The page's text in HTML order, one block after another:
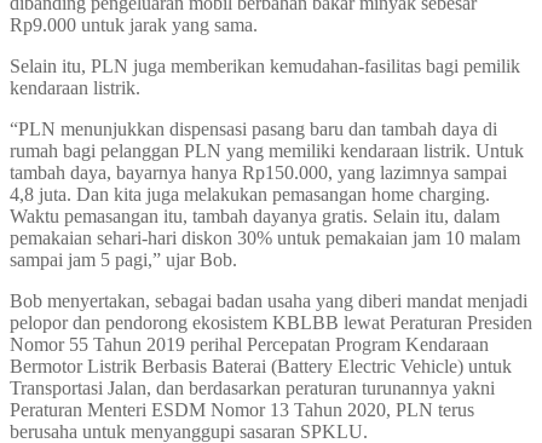
Rp9.000 untuk jarak yang sama.
Selain itu, PLN juga memberikan kemudahan-fasilitas bagi pemilik
kendaraan listrik.
“PLN menunjukkan dispensasi pasang baru dan tambah daya di
rumah bagi pelanggan PLN yang memiliki kendaraan listrik. Untuk
tambah daya, bayarnya hanya Rp150.000, yang lazimnya sampai
4,8 juta. Dan kita juga melakukan pemasangan home charging.
Waktu pemasangan itu, tambah dayanya gratis. Selain itu, dalam
pemakaian sehari-hari diskon 30% untuk pemakaian jam 10 malam
sampai jam 5 pagi,” ujar Bob.
Bob menyertakan, sebagai badan usaha yang diberi mandat menjadi
pelopor dan pendorong ekosistem KBLBB lewat Peraturan Presiden
Nomor 55 Tahun 2019 perihal Percepatan Program Kendaraan
Bermotor Listrik Berbasis Baterai (Battery Electric Vehicle) untuk
Transportasi Jalan, dan berdasarkan peraturan turunannya yakni
Peraturan Menteri ESDM Nomor 13 Tahun 2020, PLN terus
berusaha untuk menyanggupi sasaran SPKLU.